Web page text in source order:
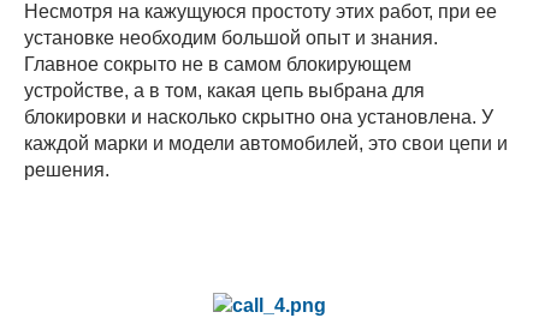
Несмотря на кажущуюся простоту этих работ, при ее
установке необходим большой опыт и знания.
Главное сокрыто не в самом блокирующем
устройстве, а в том, какая цепь выбрана для
блокировки и насколько скрытно она установлена. У
каждой марки и модели автомобилей, это свои цепи и
решения.